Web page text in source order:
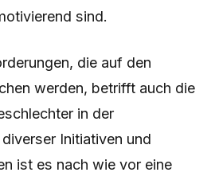
sind.
die auf den
werden, betrifft auch die
in der
Initiativen und
ist es nach wie vor eine